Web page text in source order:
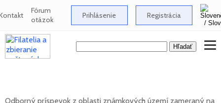
Fórum
otázok Prihlásenie Registrácia
Odborný príspevok z oblasti známkových území zameraný na